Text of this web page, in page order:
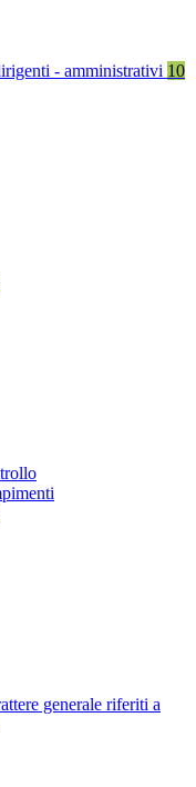
- amministrativi 10
generale riferiti a